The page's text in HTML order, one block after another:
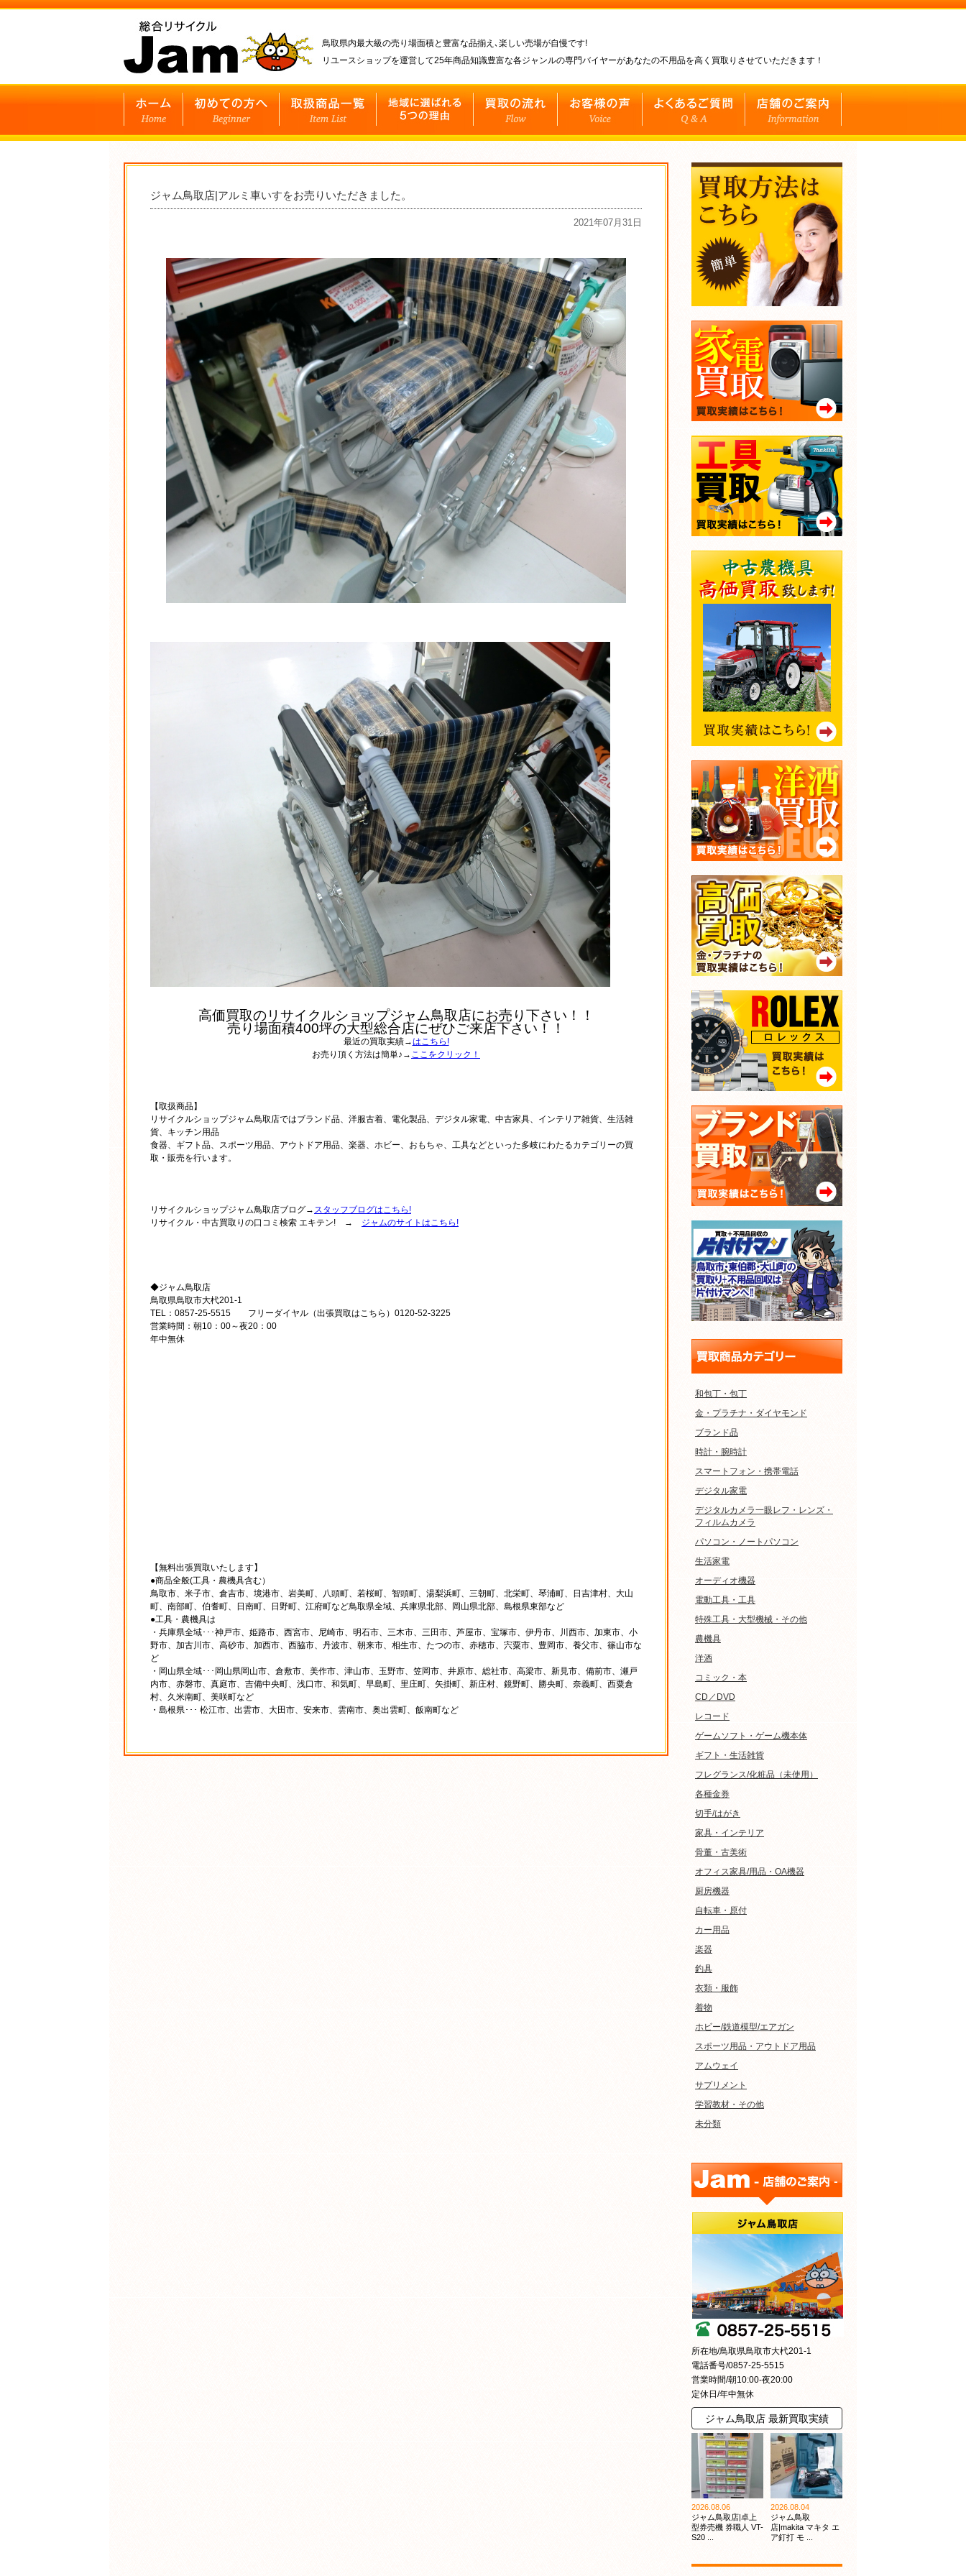
鳥取県内最大級の売り場面積と豊富な品揃え､楽しい売場が自慢です!
リユースショップを運営して25年商品知識豊富な各ジャンルの専門バイヤーがあなたの不用品を高く買取りさせていただきます！
ジャム鳥取店|アルミ車いすをお売りいただきました。
2021年07月31日
高価買取のリサイクルショップジャム鳥取店にお売り下さい！！
売り場面積400坪の大型総合店にぜひご来店下さい！！
最近の買取実績→はこちら!
お売り頂く方法は簡単♪→ ここをクリック！
【取扱商品】
リサイクルショップジャム鳥取店ではブランド品、洋服古着、電化製品、デジタル家電、中古家具、インテリア雑貨、生活雑
貨、キッチン用品
食器、ギフト品、スポーツ用品、アウトドア用品、楽器、ホビー、おもちゃ、工具などといった多岐にわたるカテゴリーの買
取・販売を行います。
リサイクルショップジャム鳥取店ブログ→ スタッフブログはこちら!
リサイクル・中古買取りの口コミ検索 エキテン! → ジャムのサイトはこちら!
◆ジャム鳥取店
鳥取県鳥取市大杙201-1
TEL：0857-25-5515 フリーダイヤル（出張買取はこちら）0120-52-3225
営業時間：朝10：00～夜20：00
年中無休
【無料出張買取いたします】
●商品全般(工具・農機具含む）
鳥取市、米子市、倉吉市、境港市、岩美町、八頭町、若桜町、智頭町、湯梨浜町、三朝町、北栄町、琴浦町、日吉津村、大山
町、南部町、伯耆町、日南町、日野町、江府町など鳥取県全域、兵庫県北部、岡山県北部、島根県東部など
●工具・農機具は
・兵庫県全域･･･神戸市、姫路市、西宮市、尼崎市、明石市、三木市、三田市、芦屋市、宝塚市、伊丹市、川西市、加東市、小
野市、加古川市、高砂市、加西市、西脇市、丹波市、朝来市、相生市、たつの市、赤穂市、宍粟市、豊岡市、養父市、篠山市な
ど
・岡山県全域･･･岡山県岡山市、倉敷市、美作市、津山市、玉野市、笠岡市、井原市、総社市、高梁市、新見市、備前市、瀬戸
内市、赤磐市、真庭市、吉備中央町、浅口市、和気町、早島町、里庄町、矢掛町、新庄村、鏡野町、勝央町、奈義町、西粟倉
村、久米南町、美咲町など
・島根県･･･ 松江市、出雲市、大田市、安来市、雲南市、奥出雲町、飯南町など
和包丁・包丁
金・プラチナ・ダイヤモンド
ブランド品
時計・腕時計
スマートフォン・携帯電話
デジタル家電
デジタルカメラ一眼レフ・レンズ・
フィルムカメラ
パソコン・ノートパソコン
生活家電
オーディオ機器
電動工具・工具
特殊工具・大型機械・その他
農機具
洋酒
コミック・本
CD／DVD
レコード
ゲームソフト・ゲーム機本体
ギフト・生活雑貨
フレグランス/化粧品（未使用）
各種金券
切手/はがき
家具・インテリア
骨董・古美術
オフィス家具/用品・OA機器
厨房機器
自転車・原付
カー用品
楽器
釣具
衣類・服飾
着物
ホビー/鉄道模型/エアガン
スポーツ用品・アウトドア用品
アムウェイ
サプリメント
学習教材・その他
未分類
所在地/鳥取県鳥取市大杙201-1
電話番号/0857-25-5515
営業時間/朝10:00-夜20:00
定休日/年中無休
ジャム鳥取店 最新買取実績
2026.08.06
ジャム鳥取店|卓上
型券売機 券職人 VT-
S20 ...
2026.08.04
ジャム鳥取
店|makita マキタ エ
ア釘打 モ ...